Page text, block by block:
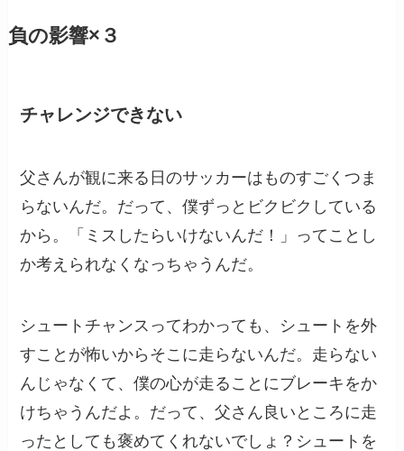
負の影響×３
チャレンジできない
父さんが観に来る日のサッカーはものすごくつま
らないんだ。だって、僕ずっとビクビクしている
から。「ミスしたらいけないんだ！」ってことし
か考えられなくなっちゃうんだ。
シュートチャンスってわかっても、シュートを外
すことが怖いからそこに走らないんだ。走らない
んじゃなくて、僕の心が走ることにブレーキをか
けちゃうんだよ。だって、父さん良いところに走
ったとしても褒めてくれないでしょ？シュートを